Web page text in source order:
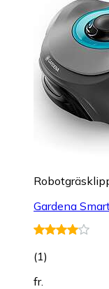
Gardena
(1)
fr.